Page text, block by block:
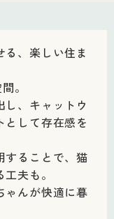
る、楽しい住ま
。
、キャットウ
として存在感を
することで、猫
夫も。
ゃんが快適に暮